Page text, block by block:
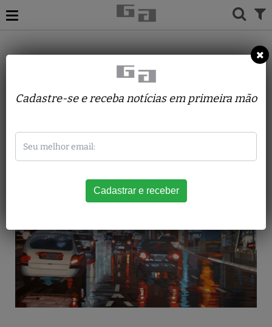
RAFAEL RESAFFI
Av. Paulista Chuva
Cadastre-se e receba notícias em primeira mão